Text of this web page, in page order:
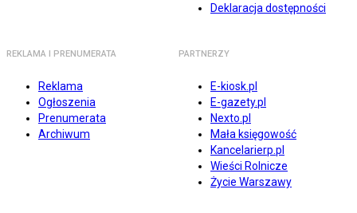
Deklaracja dostępności
REKLAMA I PRENUMERATA
Reklama
Ogłoszenia
Prenumerata
Archiwum
PARTNERZY
E-kiosk.pl
E-gazety.pl
Nexto.pl
Mała księgowość
Kancelarierp.pl
Wieści Rolnicze
Życie Warszawy